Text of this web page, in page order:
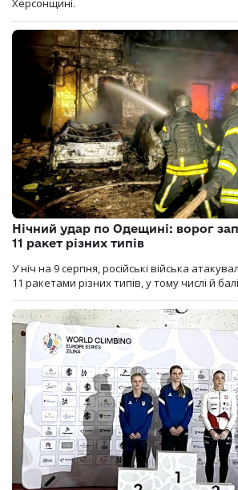
Херсонщині.
Нічний удар по Одещині: ворог
11 ракет різних типів
У ніч на 9 серпня, російські війська
11 ракетами різних типів, у тому числі й